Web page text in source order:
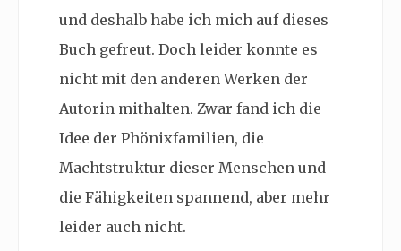
und deshalb habe ich mich auf dieses
Buch gefreut. Doch leider konnte es
nicht mit den anderen Werken der
Autorin mithalten. Zwar fand ich die
Idee der Phönixfamilien, die
Machtstruktur dieser Menschen und
die Fähigkeiten spannend, aber mehr
leider auch nicht.